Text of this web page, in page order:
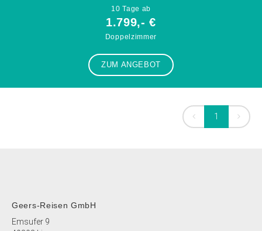
10 Tage ab
1.799,- €
Doppelzimmer
ZUM ANGEBOT
1
Geers-Reisen GmbH
Emsufer 9